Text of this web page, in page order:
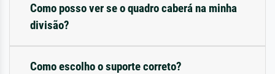
Como posso ver se o quadro caberá na minha
divisão?
Como escolho o suporte correto?